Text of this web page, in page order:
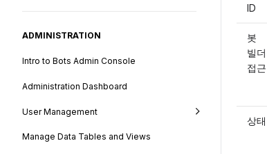
ADMINISTRATION
Intro to Bots Admin Console
Administration Dashboard
User Management
Manage Data Tables and Views
ID
봇
빌더
접근
상태